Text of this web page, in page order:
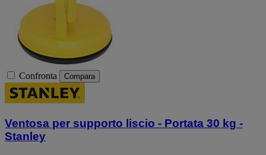
Confronta Compara
Ventosa per supporto liscio - Portata 30 kg -
Stanley